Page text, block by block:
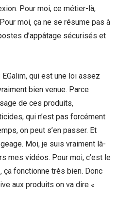
Pour moi, ce métier-là,
moi, ça ne se résume pas à
d’appâtage sécurisés et
EGalim, qui est une loi assez
bien venue. Parce
de ces produits,
qui n’est pas forcément
on peut s’en passer. Et
Moi, je suis vraiment là-
mes vidéos. Pour moi, c’est le
ça fonctionne très bien. Donc
aux produits on va dire «